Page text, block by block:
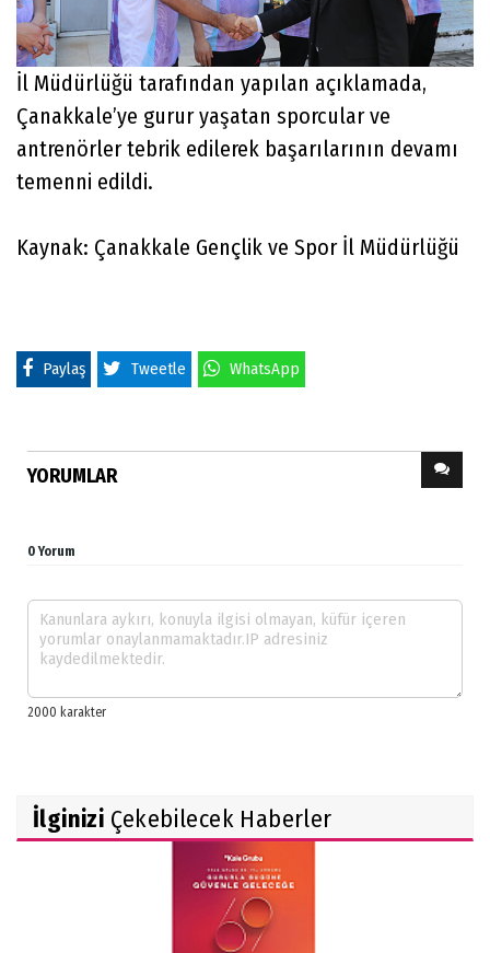
İl Müdürlüğü tarafından yapılan açıklamada,
Çanakkale’ye gurur yaşatan sporcular ve
antrenörler tebrik edilerek başarılarının devamı
temenni edildi.
Kaynak: Çanakkale Gençlik ve Spor İl Müdürlüğü
Paylaş Tweetle WhatsApp
YORUMLAR
0 Yorum
İlginizi Çekebilecek Haberler